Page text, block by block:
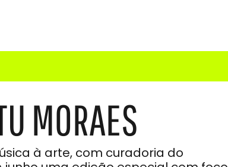
MORAES
à arte, com curadoria do